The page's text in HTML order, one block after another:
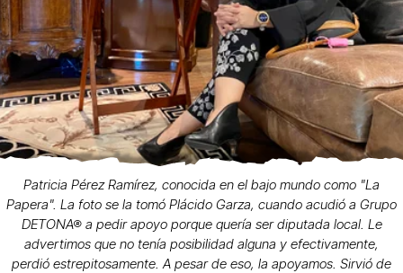
Patricia Pérez Ramírez, conocida en el bajo mundo como "La
Papera". La foto se la tomó Plácido Garza, cuando acudió a Grupo
DETONA® a pedir apoyo porque quería ser diputada local. Le
advertimos que no tenía posibilidad alguna y efectivamente,
perdió estrepitosamente. A pesar de eso, la apoyamos. Sirvió de